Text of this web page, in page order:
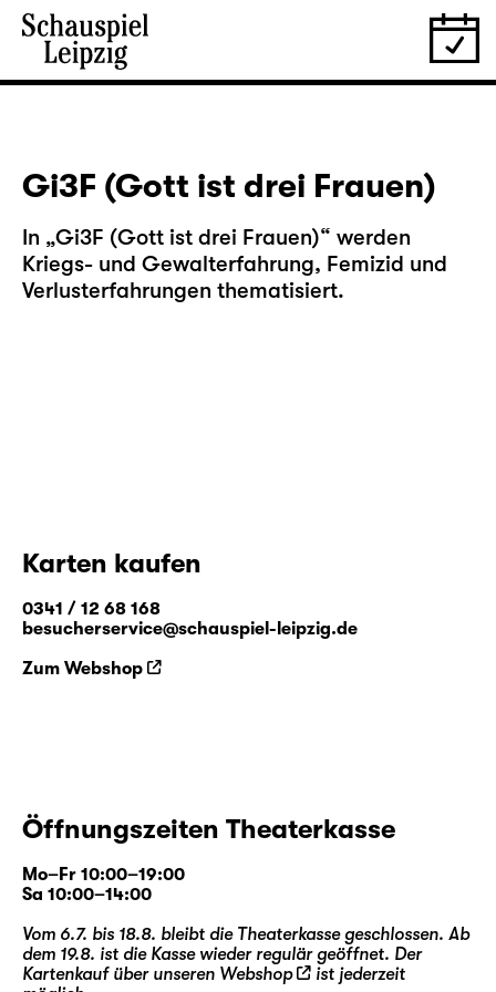
Gi3F (Gott ist drei Frauen)
In „Gi3F (Gott ist drei Frauen)“ werden
Kriegs- und Gewalterfahrung, Femizid und
Verlusterfahrungen thematisiert.
Karten kaufen
0341 / 12 68 168
besucherservice@schauspiel-leipzig.de
Zum Webshop
Öffnungszeiten Theaterkasse
Mo–Fr 10:00–19:00
Sa 10:00–14:00
Vom 6.7. bis 18.8. bleibt die Theaterkasse geschlossen. Ab
dem 19.8. ist die Kasse wieder regulär geöffnet. Der
Kartenkauf über unseren Webshop
ist jederzeit